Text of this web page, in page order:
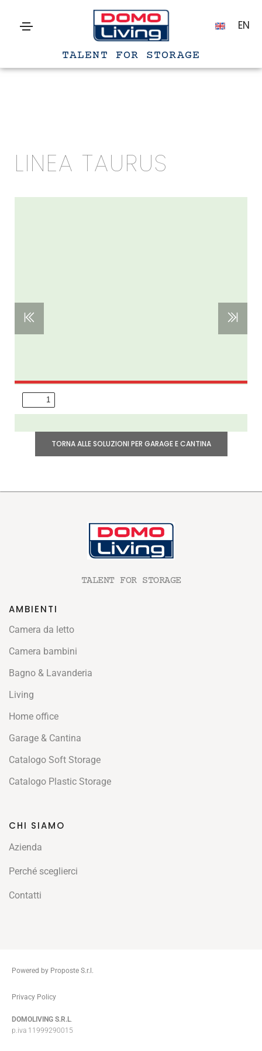
EN
TALENT FOR STORAGE
LINEA TAURUS
TORNA ALLE SOLUZIONI PER GARAGE E CANTINA
TALENT FOR STORAGE
AMBIENTI
Camera da letto
Camera bambini
Bagno & Lavanderia
Living
Home office
Garage & Cantina
Catalogo Soft Storage
Catalogo Plastic Storage
CHI SIAMO
Azienda
Perché sceglierci
Contatti
Powered by Proposte S.r.l.
Privacy Policy
DOMOLIVING S.R.L.
p.iva 11999290015